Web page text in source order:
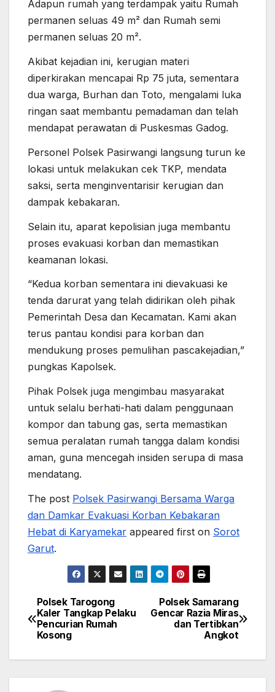
Adapun rumah yang terdampak yaitu Rumah
permanen seluas 49 m² dan Rumah semi
permanen seluas 20 m².
Akibat kejadian ini, kerugian materi
diperkirakan mencapai Rp 75 juta, sementara
dua warga, Burhan dan Toto, mengalami luka
ringan saat membantu pemadaman dan telah
mendapat perawatan di Puskesmas Gadog.
Personel Polsek Pasirwangi langsung turun ke
lokasi untuk melakukan cek TKP, mendata
saksi, serta menginventarisir kerugian dan
dampak kebakaran.
Selain itu, aparat kepolisian juga membantu
proses evakuasi korban dan memastikan
keamanan lokasi.
“Kedua korban sementara ini dievakuasi ke
tenda darurat yang telah didirikan oleh pihak
Pemerintah Desa dan Kecamatan. Kami akan
terus pantau kondisi para korban dan
mendukung proses pemulihan pascakejadian,”
pungkas Kapolsek.
Pihak Polsek juga mengimbau masyarakat
untuk selalu berhati-hati dalam penggunaan
kompor dan tabung gas, serta memastikan
semua peralatan rumah tangga dalam kondisi
aman, guna mencegah insiden serupa di masa
mendatang.
The post Polsek Pasirwangi Bersama Warga
dan Damkar Evakuasi Korban Kebakaran
Hebat di Karyamekar appeared first on Sorot
Garut.
Post
navigation
Polsek Samarang
Gencar Razia Miras
dan Tertibkan
Angkot
Polsek Tarogong
Kaler Tangkap Pelaku
Pencurian Rumah
Kosong